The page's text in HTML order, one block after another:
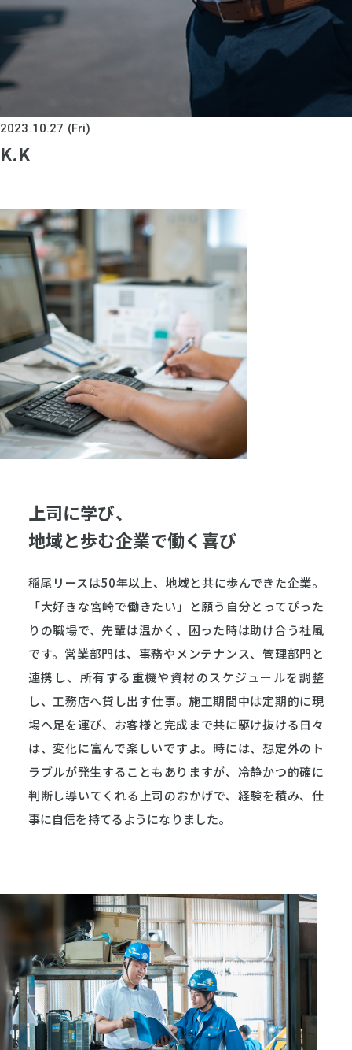
2023.10.27 (Fri)
K.K
上司に学び、
地域と歩む企業で働く喜び
稲尾リースは50年以上、地域と共に歩んできた企業。
「大好きな宮崎で働きたい」と願う自分とってぴった
りの職場で、先輩は温かく、困った時は助け合う社風
です。営業部門は、事務やメンテナンス、管理部門と
連携し、所有する重機や資材のスケジュールを調整
し、工務店へ貸し出す仕事。施工期間中は定期的に現
場へ足を運び、お客様と完成まで共に駆け抜ける日々
は、変化に富んで楽しいですよ。時には、想定外のト
ラブルが発生することもありますが、冷静かつ的確に
判断し導いてくれる上司のおかげで、経験を積み、仕
事に自信を持てるようになりました。